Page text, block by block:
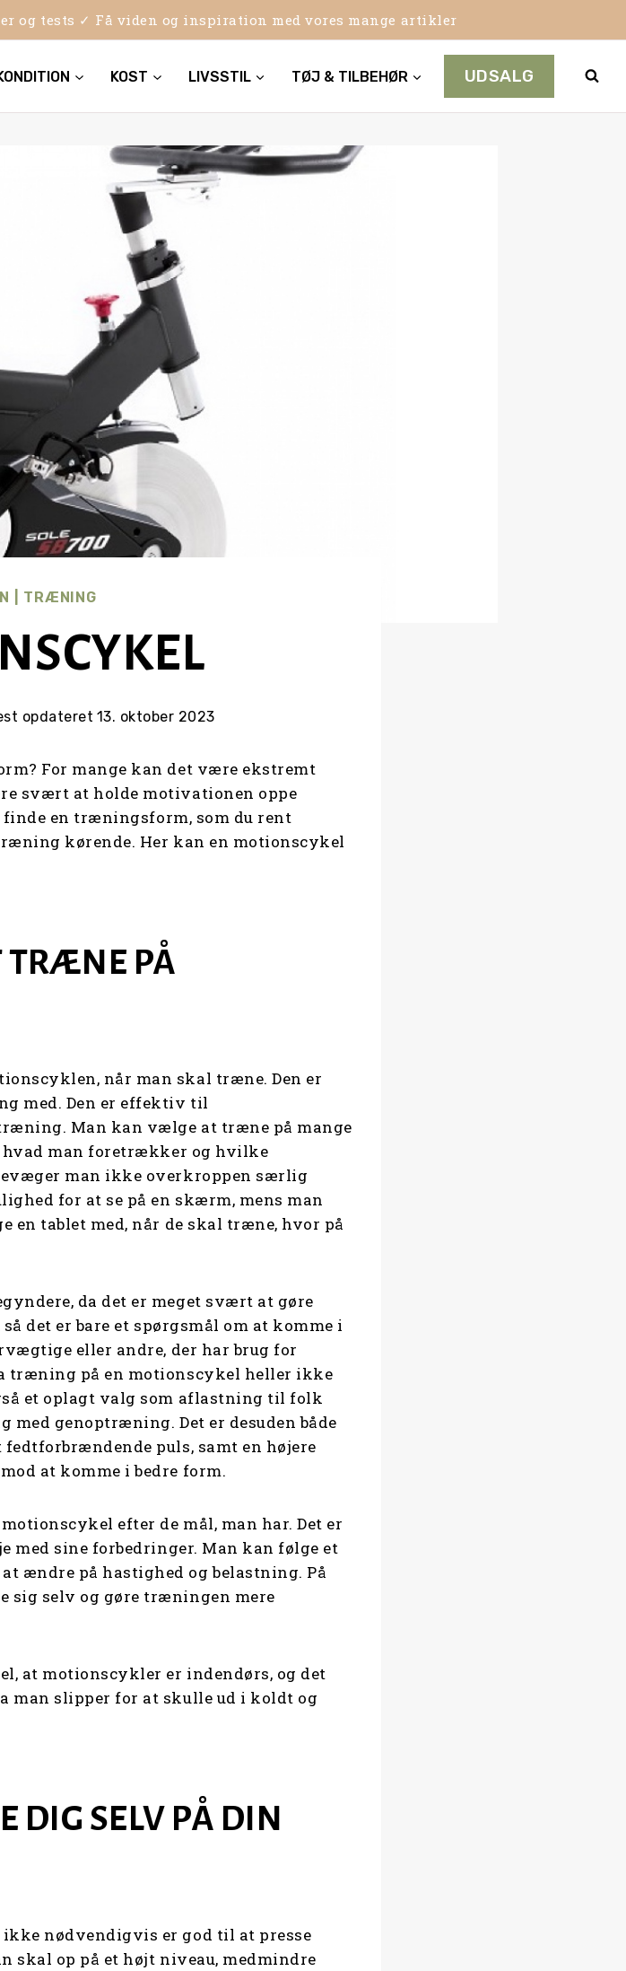
og tests ✓ Få viden og inspiration med vores mange artikler
KOST LIVSSTIL TØJ & TILBEHØR UDSALG
TRÆNING
opdateret 13. oktober 2023
For mange kan det være ekstremt
svært at holde motivationen oppe
en træningsform, som du rent
kørende. Her kan en motionscykel
TRÆNE PÅ
når man skal træne. Den er
med. Den er effektiv til
Man kan vælge at træne på mange
hvad man foretrækker og hvilke
man ikke overkroppen særlig
for at se på en skærm, mens man
en tablet med, når de skal træne, hvor på
da det er meget svært at gøre
det er bare et spørgsmål om at komme i
eller andre, der har brug for
træning på en motionscykel heller ikke
et oplagt valg som aflastning til folk
med genoptræning. Det er desuden både
puls, samt en højere
at komme i bedre form.
efter de mål, man har. Det er
med sine forbedringer. Man kan følge et
ændre på hastighed og belastning. På
sig selv og gøre træningen mere
at motionscykler er indendørs, og det
man slipper for at skulle ud i koldt og
DIG SELV PÅ DIN
nødvendigvis er god til at presse
skal op på et højt niveau, medmindre